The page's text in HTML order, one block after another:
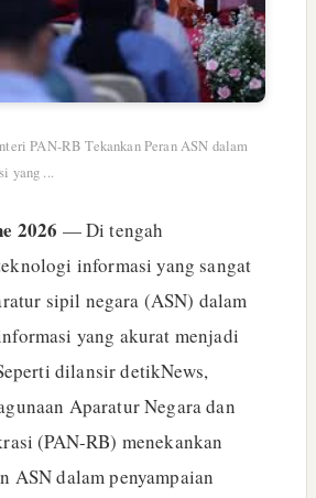
PAN-RB Tekankan Peran ASN dalam
yang ...
2026 — Di tengah
informasi yang sangat
sipil negara (ASN) dalam
yang akurat menjadi
dilansir detikNews,
Aparatur Negara dan
(PAN-RB) menekankan
ASN dalam penyampaian